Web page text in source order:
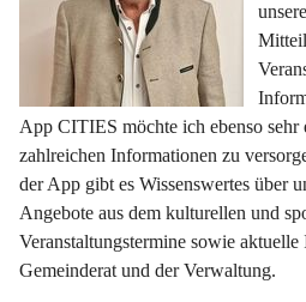
App CITIES möchte ich ebenso sehr
zahlreichen Informationen zu
der App gibt es Wissenswertes über
Angebote aus dem kulturellen und
Veranstaltungstermine sowie
Gemeinderat und der Verwaltung.